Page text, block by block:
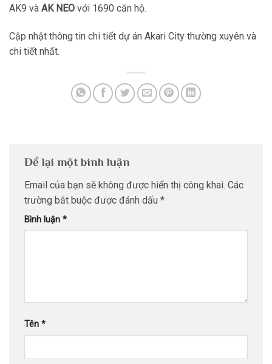
AK9 và AK NEO với 1690 căn hộ.
Cập nhật thông tin chi tiết dự án Akari City thường xuyên và
chi tiết nhất.
Để lại một bình luận
Email của bạn sẽ không được hiển thị công khai. Các
trường bắt buộc được đánh dấu *
Bình luận *
Tên *